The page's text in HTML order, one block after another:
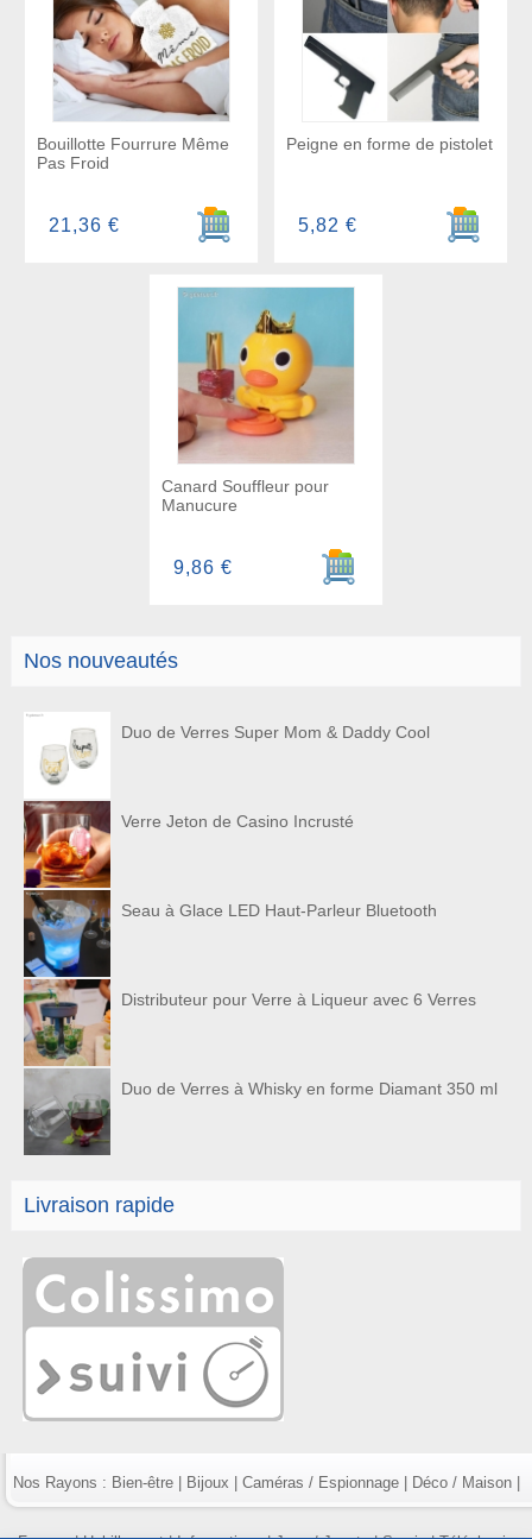
Nos nouveautés
Duo de Verres Super Mom & Daddy Cool
Verre Jeton de Casino Incrusté
Seau à Glace LED Haut-Parleur Bluetooth
Distributeur pour Verre à Liqueur avec 6 Verres
Duo de Verres à Whisky en forme Diamant 350 ml
Livraison rapide
Bouillotte Fourrure Même
Pas Froid
Ajouter au panier
21,36 €
Peigne en forme de pistolet
Ajouter
5,82 €
Canard Souffleur pour
Manucure
Ajouter au panier
9,86 €
Nos Rayons : Bien-être| Bijoux Caméras / Espionnage| Déco / Maison|